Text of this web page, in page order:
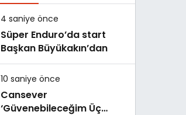
4 saniye önce
Süper Enduro’da start
Başkan Büyükakın’dan
10 saniye önce
Cansever
‘Güvenebileceğim Üç